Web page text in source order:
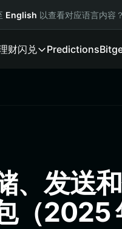
English 以查看对应语言内容？
财闪兑 Predictions
、发送
（2025